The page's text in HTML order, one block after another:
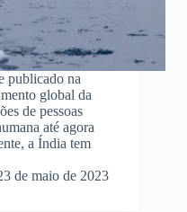
publicado na
global da
de pessoas
até agora
a Índia tem
de maio de 2023